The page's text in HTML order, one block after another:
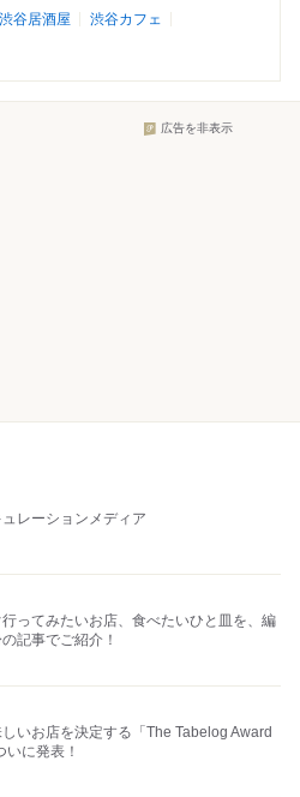
渋谷居酒屋
渋谷カフェ
広告を非表示
レーションメディア
ってみたいお店、食べたいひと皿を、編
記事でご紹介！
いお店を決定する「The Tabelog Award
に発表！